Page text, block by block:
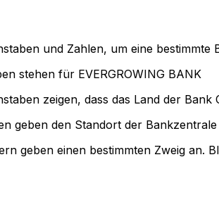
und Zahlen, um eine
stehen für EVERGROWING BANK
zeigen, dass das Land der Bank
geben den Standort der Bankzentrale
geben einen bestimmten Zweig an.